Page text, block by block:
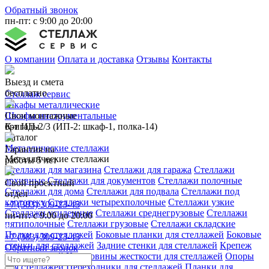
Обратный звонок
пн-пт: с 9:00 до 20:00
О компании Оплата и доставка Отзывы Контакты
Выезд и смета
бесплатно
Свои монтажные
бригады
Гарантия на
работы 5 лет
Свой проектный
отдел
+7 (383) 309-23-45
пн-пт: с 9:00 до 20:00
+7 (383) 309-23-45
Обратный звонок
Стеллаж сервис
Шкафы металлические
Шкафы инструментальные
К-т ИП-2/3 (ИП-2: шкаф-1, полка-14)
Каталог
Металлические стеллажи
Металлические стеллажи
Стеллажи для магазина Стеллажи для гаража Стеллажи
архивные Стеллажи для документов Стеллажи полочные
Стеллажи для дома Стеллажи для подвала Стеллажи под
картотеку Стеллажи четырехполочные Стеллажи узкие
Стеллажи усиленные Стеллажи среднегрузовые Стеллажи
пятиполочные Стеллажи грузовые Стеллажи складские
Полки для стеллажей Боковые планки для стеллажей Боковые
стенки для стеллажей Задние стенки для стеллажей Крепеж
для стеллажей Крестовины жесткости для стеллажей Опоры
для стеллажей Переходники для стеллажей Планки для